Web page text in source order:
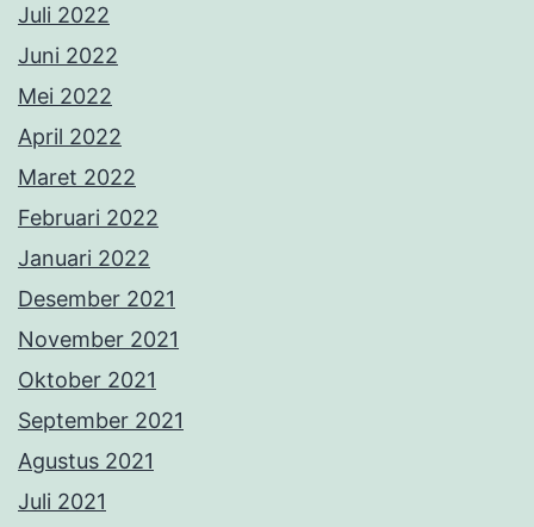
Juli 2022
Juni 2022
Mei 2022
April 2022
Maret 2022
Februari 2022
Januari 2022
Desember 2021
November 2021
Oktober 2021
September 2021
Agustus 2021
Juli 2021